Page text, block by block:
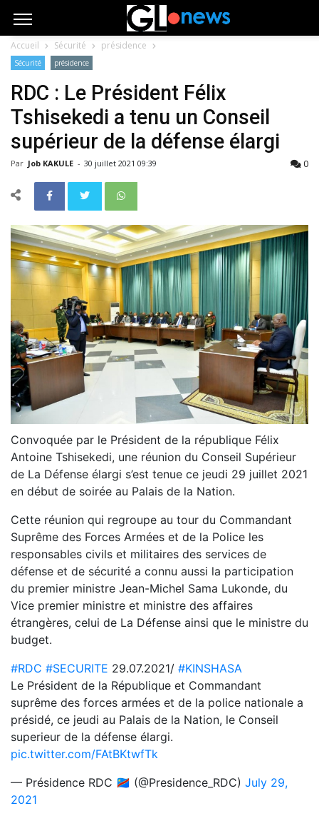
Accueil Sécurité présidence
Sécurité présidence
RDC : Le Président Félix
Tshisekedi a tenu un Conseil
supérieur de la défense élargi
Par Job KAKULE - 30 juillet 2021 09:39 0
Convoquée par le Président de la république Félix
Antoine Tshisekedi, une réunion du Conseil Supérieur
de La Défense élargi s’est tenue ce jeudi 29 juillet 2021
en début de soirée au Palais de la Nation.
Cette réunion qui regroupe au tour du Commandant
Suprême des Forces Armées et de la Police les
responsables civils et militaires des services de
défense et de sécurité a connu aussi la participation
du premier ministre Jean-Michel Sama Lukonde, du
Vice premier ministre et ministre des affaires
étrangères, celui de La Défense ainsi que le ministre du
budget.
#RDC #SECURITE 29.07.2021/ #KINSHASA
Le Président de la République et Commandant
suprême des forces armées et de la police nationale a
présidé, ce jeudi au Palais de la Nation, le Conseil
superieur de la défense élargi.
pic.twitter.com/FAtBKtwfTk
— Présidence RDC 🇨🇩 (@Presidence_RDC) July 29,
2021